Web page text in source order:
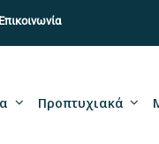
Επικοινωνία
Προπτυχιακά